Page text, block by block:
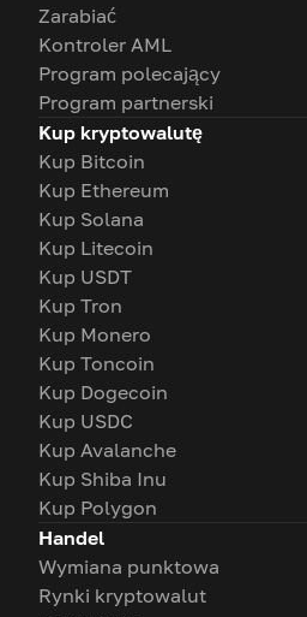
Zarabiać
Kontroler AML
Program polecający
Program partnerski
Kup kryptowalutę
Kup Bitcoin
Kup Ethereum
Kup Solana
Kup Litecoin
Kup USDT
Kup Tron
Kup Monero
Kup Toncoin
Kup Dogecoin
Kup USDC
Kup Avalanche
Kup Shiba Inu
Kup Polygon
Handel
Wymiana punktowa
Rynki kryptowalut